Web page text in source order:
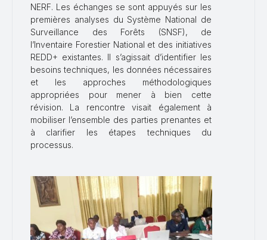
NERF. Les échanges se sont appuyés sur les
premières analyses du Système National de
Surveillance des Forêts (SNSF), de
l’Inventaire Forestier National et des initiatives
REDD+ existantes. Il s’agissait d’identifier les
besoins techniques, les données nécessaires
et les approches méthodologiques
appropriées pour mener à bien cette
révision. La rencontre visait également à
mobiliser l’ensemble des parties prenantes et
à clarifier les étapes techniques du
processus.